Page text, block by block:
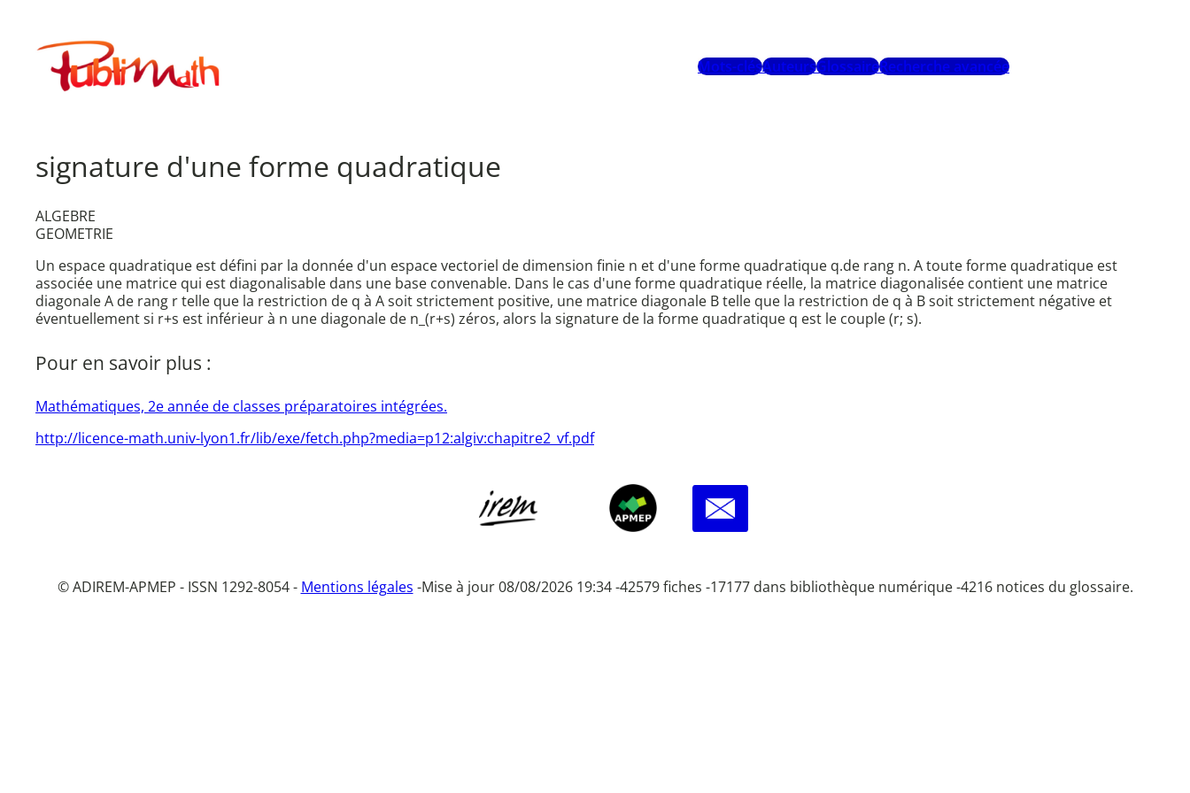
contenuPublimath
Mots-clésAuteursGlossaireRecherche avancée
signature d'une forme quadratique
ALGEBRE
GEOMETRIE
Un espace quadratique est défini par la donnée d'un espace vectoriel de dimension finie n et d'une forme quadratique q.de rang n. A toute forme quadratique est
associée une matrice qui est diagonalisable dans une base convenable. Dans le cas d'une forme quadratique réelle, la matrice diagonalisée contient une matrice
diagonale A de rang r telle que la restriction de q à A soit strictement positive, une matrice diagonale B telle que la restriction de q à B soit strictement négative et
éventuellement si r+s est inférieur à n une diagonale de n_(r+s) zéros, alors la signature de la forme quadratique q est le couple (r; s).
Pour en savoir plus :
Mathématiques, 2e année de classes préparatoires intégrées.
http://licence-math.univ-lyon1.fr/lib/exe/fetch.php?media=p12:algiv:chapitre2_vf.pdf
© ADIREM-APMEP - ISSN 1292-8054 - Mentions légales -Mise à jour 08/08/2026 19:34 -42579 fiches -17177 dans bibliothèque numérique -4216 notices du glossaire.